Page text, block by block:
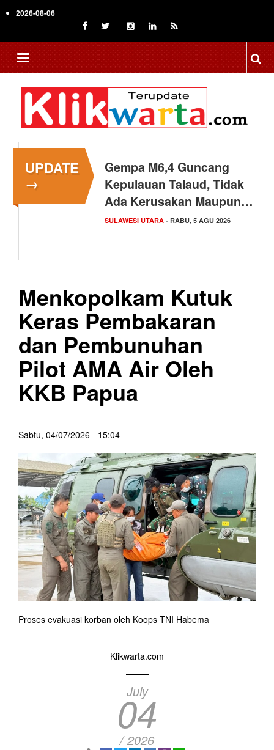
to
content
2026-08-06
UPDATE
→
Gempa M6,4 Guncang
Kepulauan Talaud, Tidak
Ada Kerusakan Maupun…
SULAWESI UTARA - RABU, 5 AGU 2026
Menkopolkam Kutuk
Keras Pembakaran
dan Pembunuhan
Pilot AMA Air Oleh
KKB Papua
Sabtu, 04/07/2026 - 15:04
Proses evakuasi korban oleh Koops TNI Habema
Klikwarta.com
July
04
/ 2026